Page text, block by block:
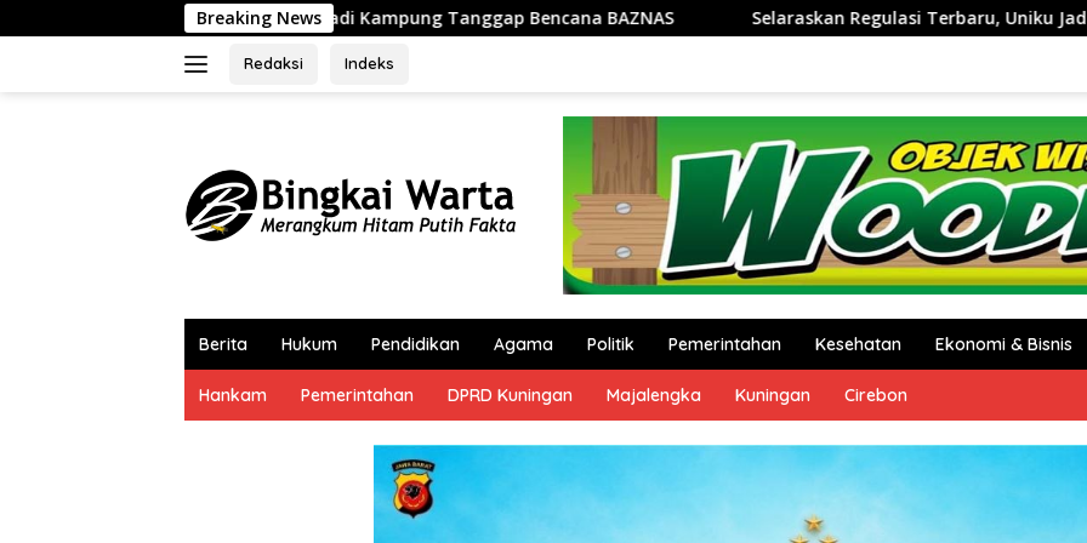
ke
Breaking News
Kampung Tanggap Bencana BAZNAS Selaraskan Regulasi Terbaru, Uniku Jadi Pusat Pendampingan Penyusunan
Redaksi Indeks
Berita Hukum Pendidikan Agama Politik Pemerintahan Kesehatan Ekonomi & Bisnis
Hankam Pemerintahan DPRD Kuningan Majalengka Kuningan Cirebon